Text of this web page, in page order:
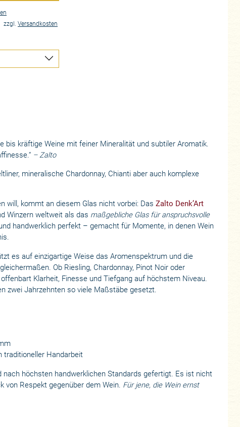
zzgl.Versandkosten
bis kräftige Weine mit feiner Mineralität und subtiler Aromatik.
– Zalto
mineralische Chardonnay, Chianti aber auch komplexe
will, kommt an diesem Glas nicht vorbei: DasZalto Denk’Art
Winzern weltweit als das maßgebliche Glas für anspruchsvolle
handwerklich perfekt – gemacht für Momente, in denen Wein
es auf einzigartige Weise das Aromenspektrum und die
Ob Riesling, Chardonnay, Pinot Noir oder
Klarheit, Finesse und Tiefgang auf höchstem Niveau.
zwei Jahrzehnten so viele Maßstäbe gesetzt.
traditioneller Handarbeit
nach höchsten handwerklichen Standards gefertigt. Es ist nicht
von Respekt gegenüber dem Wein. Für jene, die Wein ernst